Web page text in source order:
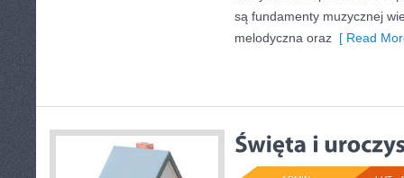
są fundamenty muzycznej
melodyczna oraz [ Read